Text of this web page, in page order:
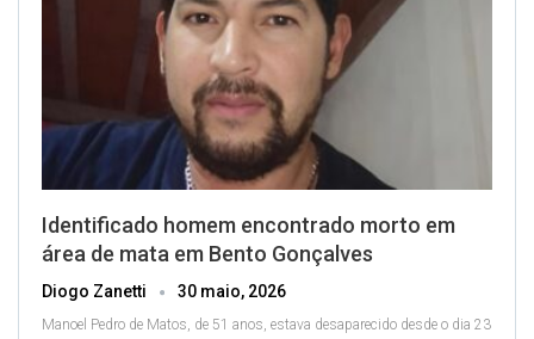
Identificado homem encontrado morto em
área de mata em Bento Gonçalves
Diogo Zanetti 30 maio, 2026
Manoel Pedro de Matos, de 51 anos, estava desaparecido desde o dia 23